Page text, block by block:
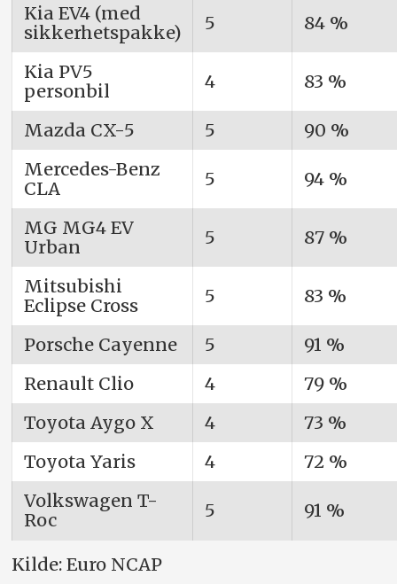
Kia EV4 (med
sikkerhetspakke)
5 84 %
Kia PV5
personbil
4 83 %
Mazda CX-5 5
90 %
Mercedes-Benz
CLA
5 94 %
MG MG4 EV
Urban
5 87 %
Mitsubishi
Eclipse Cross
5 83 %
Porsche Cayenne 5
91 %
Renault Clio
4
79 %
Toyota Aygo X
4
73 %
Toyota Yaris
4
72 %
Volkswagen T-
Roc
5 91 %
Kilde: Euro NCAP